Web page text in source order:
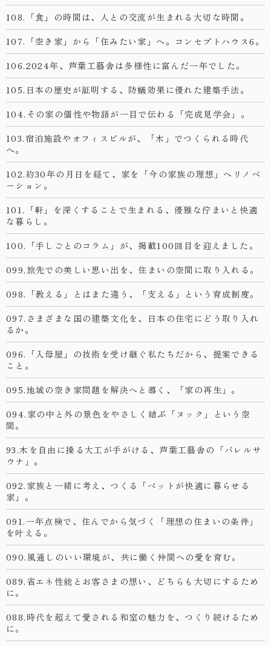
108.「食」の時間は、人との交流が生まれる大切な時間。
107.「空き家」から「住みたい家」へ。コンセプトハウス6。
106.2024年、芦葉工藝舎は多様性に富んだ一年でした。
105.日本の歴史が証明する、防蟻効果に優れた建築手法。
104.その家の個性や物語が一目で伝わる「完成見学会」。
103.宿泊施設やオフィスビルが、「木」でつくられる時代
へ。
102.約30年の月日を経て、家を「今の家族の理想」へリノベ
ーション。
101.「軒」を深くすることで生まれる、優雅な佇まいと快適
な暮らし。
100.「手しごとのコラム」が、掲載100回目を迎えました。
099.旅先での美しい思い出を、住まいの空間に取り入れる。
098.「教える」とはまた違う、「支える」という育成制度。
097.さまざまな国の建築文化を、日本の住宅にどう取り入れ
るか。
096.「入母屋」の技術を受け継ぐ私たちだから、提案できる
こと。
095.地域の空き家問題を解決へと導く、「家の再生」。
094.家の中と外の景色をやさしく結ぶ「ヌック」という空
間。
93.木を自由に操る大工が手がける、芦葉工藝舎の「バレルサ
ウナ」。
092.家族と一緒に考え、つくる「ペットが快適に暮らせる
家」。
091.一年点検で、住んでから気づく「理想の住まいの条件」
を叶える。
090.風通しのいい環境が、共に働く仲間への愛を育む。
089.省エネ性能とお客さまの想い、どちらも大切にするため
に。
088.時代を超えて愛される和室の魅力を、つくり続けるため
に。